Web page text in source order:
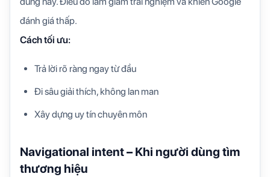
đánh giá thấp.
Cách tối ưu:
Trả lời rõ ràng ngay từ đầu
Đi sâu giải thích, không lan man
Xây dựng uy tín chuyên môn
Navigational intent – Khi người dùng tìm
thương hiệu